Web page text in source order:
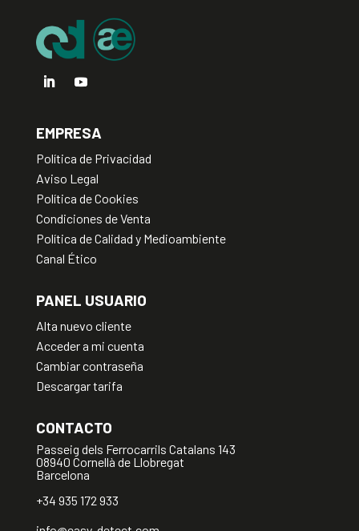
:
EMPRESA
Política de Privacidad
Aviso Legal
Política de Cookies
Condiciones de Venta
Política de Calidad y Medioambiente
Canal Ético
PANEL USUARIO
Alta nuevo cliente
Acceder a mi cuenta
Cambiar contraseña
Descargar tarifa
CONTACTO
Passeig dels Ferrocarrils Catalans 143
08940 Cornellà de Llobregat
Barcelona
+34 935 172 933